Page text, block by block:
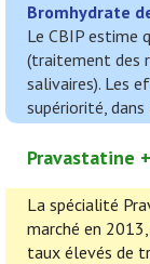
Bromhydrate
Le CBIP estime
(traitement des
salivaires). Les
supériorité,
Pravastatine
La spécialité
marché en
taux élevés de